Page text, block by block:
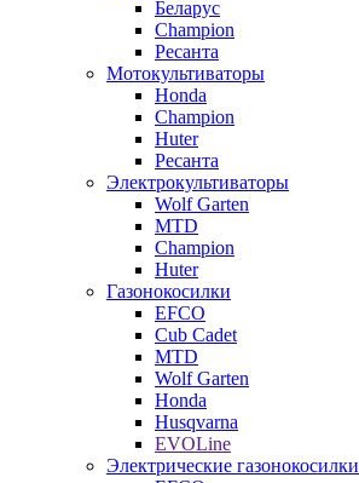
Беларус
Champion
Ресанта
Мотокультиваторы
Honda
Champion
Huter
Ресанта
Электрокультиваторы
Wolf Garten
MTD
Champion
Huter
Газонокосилки
EFCO
Cub Cadet
MTD
Wolf Garten
Honda
Husqvarna
EVOLine
Электрические газонокосилки